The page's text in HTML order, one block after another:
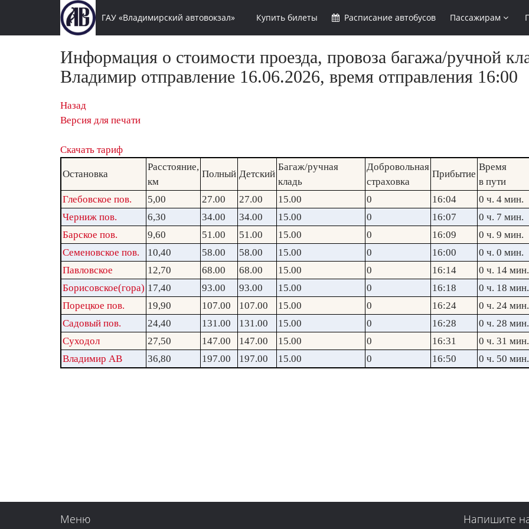
ГАУ «Владимирский автовокзал» Купить билеты Расписание автобусов Пассажирам
Информация о стоимости проезда, провоза багажа/ручной
Владимир отправление 16.06.2026, время отправления 16:00
Назад
Версия для печати
Скачать тариф
Остановка
Расстояние,
км
Полный Детский
Багаж/ручная
кладь
Добровольная
страховка
Прибытие
Время
в пути
Глебовское пов.
5,00 27.00 27.00 15.00 0 16:04
0 ч. 4 мин.
Черниж пов.
6,30 34.00 34.00 15.00 0 16:07
0 ч. 7 мин.
Барское пов.
9,60 51.00 51.00 15.00 0 16:09
0 ч. 9 мин.
Семеновское пов.
10,40 58.00 58.00 15.00 0 16:00
0 ч. 0 мин.
Павловское
12,70 68.00 68.00 15.00 0 16:14
0 ч. 14 мин.
Борисовское(гора) 17,40 93.00 93.00 15.00 0 16:18
0 ч. 18 мин.
Порецкое пов.
19,90 107.00 107.00 15.00 0 16:24
0 ч. 24 мин.
Садовый пов.
24,40 131.00 131.00 15.00 0 16:28
0 ч. 28 мин.
Суходол
27,50 147.00 147.00 15.00 0 16:31
0 ч. 31 мин.
Владимир АВ
36,80 197.00 197.00 15.00 0 16:50 0 ч. 50 мин.
Меню Напишите